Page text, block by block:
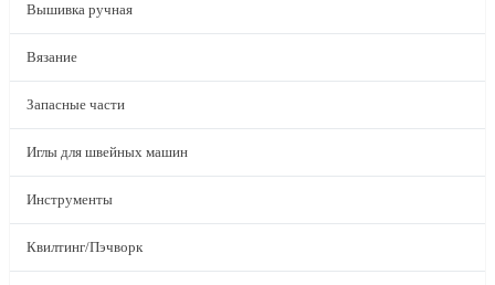
Вышивка ручная
Вязание
Запасные части
Иглы для швейных машин
Инструменты
Квилтинг/Пэчворк